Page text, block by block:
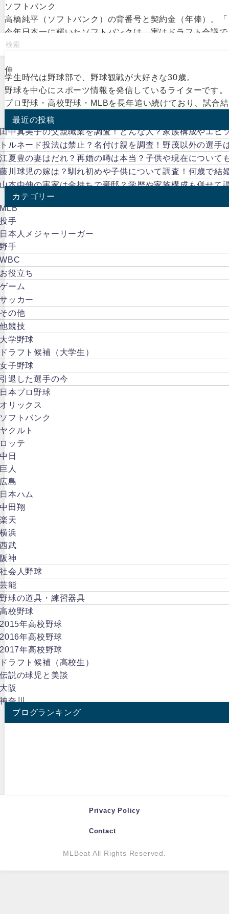
ソフトバンク
高橋純平（ソフトバンク）の背番号と契約金（年俸）。
今年日本一に輝いたソフトバンクは、実はドラフト会議
伸
学生時代は野球部で、野球観戦が大好きな30歳。
野球を中心にスポーツ情報を発信しているライターです。
プロ野球・高校野球・MLBを長年追い続けており、試合
最近の投稿
中真美子の父親職業を調査！どんな人？家族構成やエピ
ルネード投法は禁止？名付け親を調査！野茂以外の選手
夏豊の妻はだれ？再婚の噂は本当？子供や現在について
川球児の嫁は？馴れ初めや子供について調査！何歳で結
本由伸の実家は金持ちで豪邸？学歴や家族構成も併せて
カテゴリー
手
本人メジャーリーガー
手
役立ち
ーム
ッカー
の他
競技
学野球
ラフト候補（大学生）
子野球
退した選手の今
本プロ野球
リックス
フトバンク
クルト
ッテ
日
人
島
本ハム
田翔
天
浜
武
神
会人野球
能
球の道具・練習器具
校野球
年高校野球
年高校野球
年高校野球
ラフト候補（高校生）
説の球児と美談
阪
奈川
ブログランキング
Privacy Policy
Contact
MLBeat All Rights Reserved.